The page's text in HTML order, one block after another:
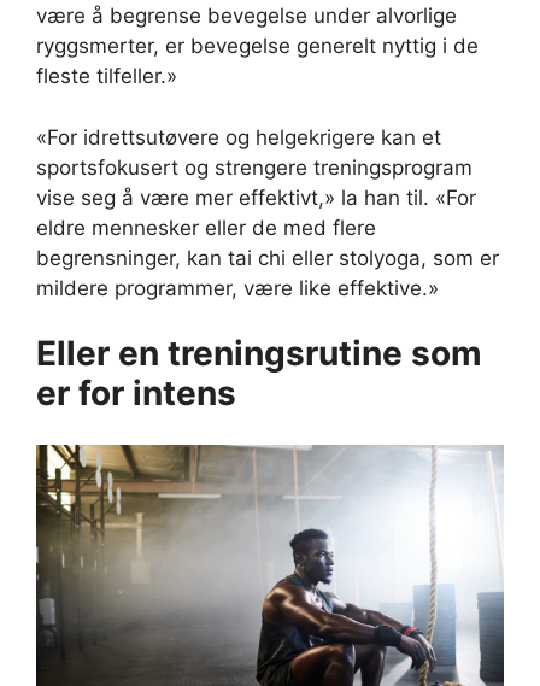
være å begrense bevegelse under alvorlige
ryggsmerter, er bevegelse generelt nyttig i de
fleste tilfeller.»
«For idrettsutøvere og helgekrigere kan et
sportsfokusert og strengere treningsprogram
vise seg å være mer effektivt,» la han til. «For
eldre mennesker eller de med flere
begrensninger, kan tai chi eller stolyoga, som er
mildere programmer, være like effektive.»
Eller en treningsrutine som
er for intens